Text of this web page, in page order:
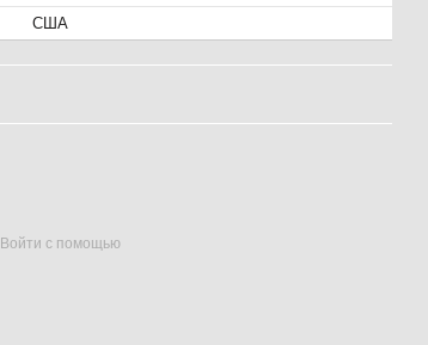
США
Войти с помощью